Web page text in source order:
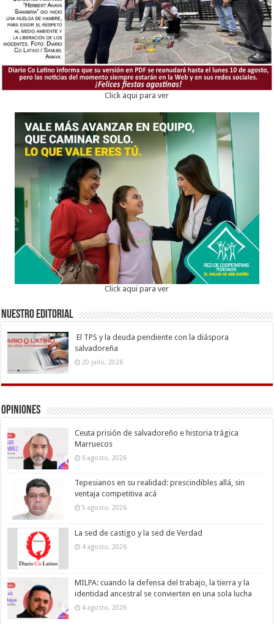
Click aqui para ver
Click aqui para ver
Nuestro Editorial
El TPS y la deuda pendiente con la diáspora
salvadoreña
20 julio, 2026
Opiniones
Ceuta prisión de salvadoreño e historia trágica
Marruecos
6 agosto, 2026
Tepesianos en su realidad: prescindibles allá, sin
ventaja competitiva acá
5 agosto, 2026
La sed de castigo y la sed de Verdad
4 agosto, 2026
MILPA: cuando la defensa del trabajo, la tierra y la
identidad ancestral se convierten en una sola lucha
4 agosto, 2026